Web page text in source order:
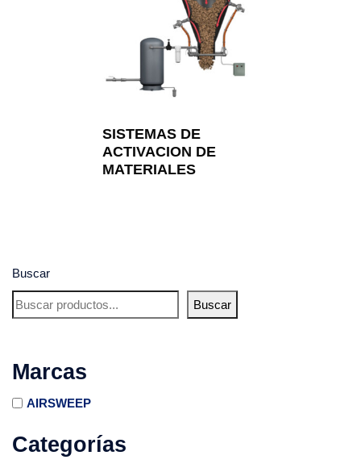
Buscar
Buscar
Marcas
AIRSWEEP
Categorías
SISTEMAS DE
ACTIVACION DE
MATERIALES